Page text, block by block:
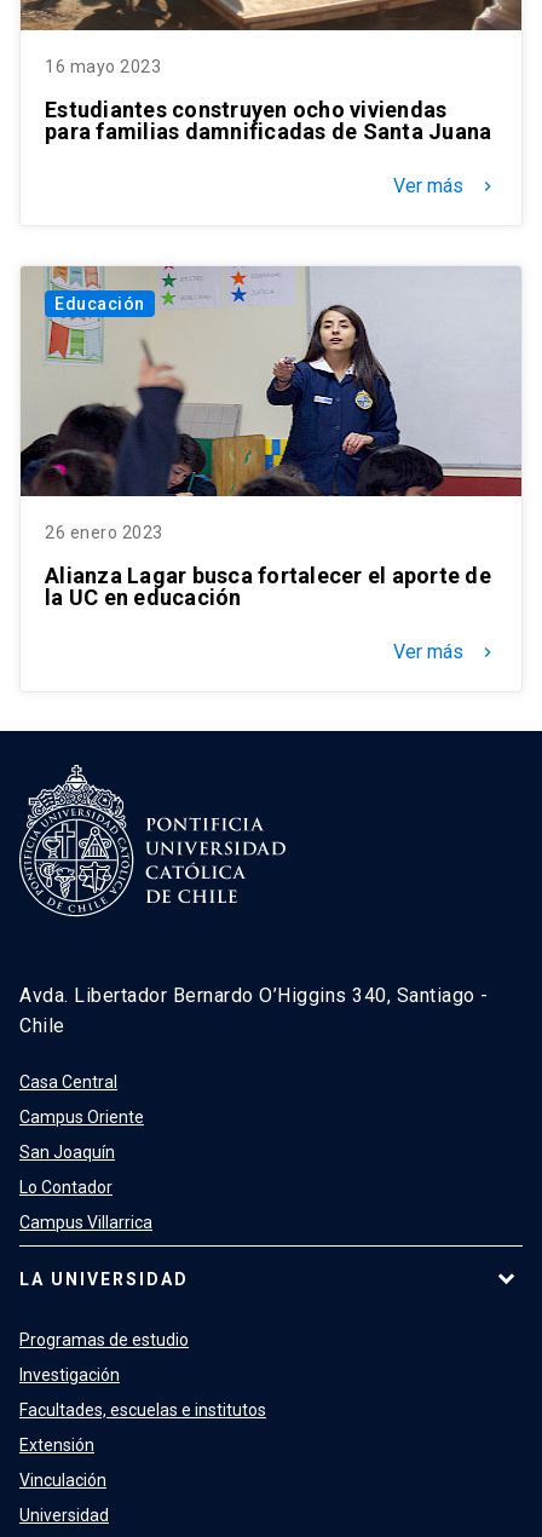
16 mayo 2023
Estudiantes construyen ocho viviendas
para familias damnificadas de Santa Juana
Ver más keyboard_arrow_right
Educación
26 enero 2023
Alianza Lagar busca fortalecer el aporte de
la UC en educación
Ver más keyboard_arrow_right
Avda. Libertador Bernardo O’Higgins 340, Santiago -
Chile
Casa Central
Campus Oriente
San Joaquín
Lo Contador
Campus Villarrica
LA UNIVERSIDAD
Programas de estudio
Investigación
Facultades, escuelas e institutos
Extensión
Vinculación
Universidad